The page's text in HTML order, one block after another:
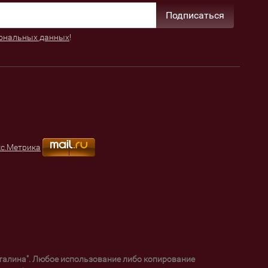
Подписаться
данных!
Любое использование либо копирование